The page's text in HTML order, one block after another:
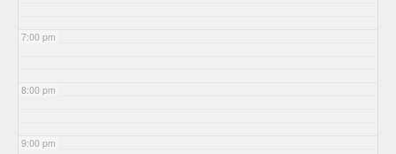
7:00 pm
8:00 pm
9:00 pm